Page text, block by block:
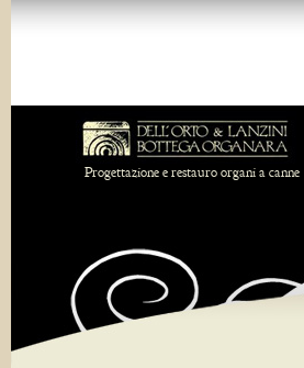
Progettazione e restauro organi a canne